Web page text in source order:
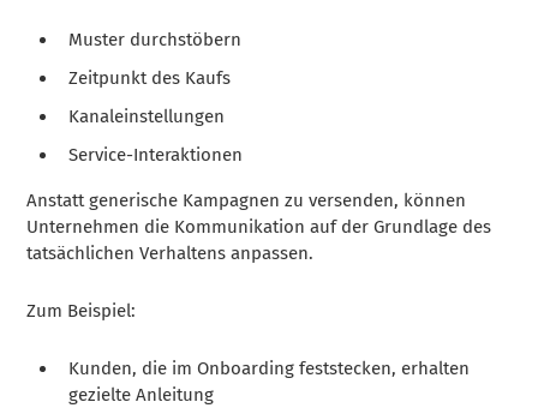
Muster durchstöbern
Zeitpunkt des Kaufs
Kanaleinstellungen
Service-Interaktionen
Anstatt generische Kampagnen zu versenden, können
Unternehmen die Kommunikation auf der Grundlage des
tatsächlichen Verhaltens anpassen.
Zum Beispiel:
Kunden, die im Onboarding feststecken, erhalten
gezielte Anleitung